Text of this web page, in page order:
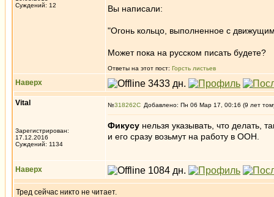
Суждений: 12
Вы написали:
"Огонь кольцо, выполненное с
Может пока на русском писать будете?
Ответы на этот пост: Горсть листьев
Наверх
Vital
Зарегистрирован:
17.12.2016
Суждений: 1134
№318262 Добавлено: Пн 06 Мар 17, 00:16 (9 лет
Фикусу нельзя указывать, что делать,
и его сразу возьмут на работу в ООН.
Наверх
Тред сейчас никто не читает.